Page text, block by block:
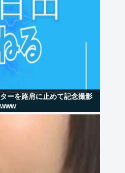
ーを路肩に止めて記念撮影